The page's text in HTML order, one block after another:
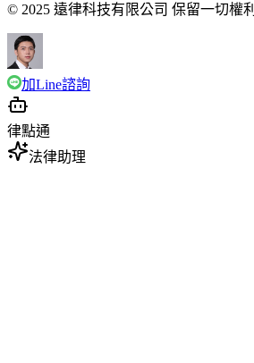
© 2025 遠律科技有限公司 保留一切權利
加Line諮詢
律點通
法律助理